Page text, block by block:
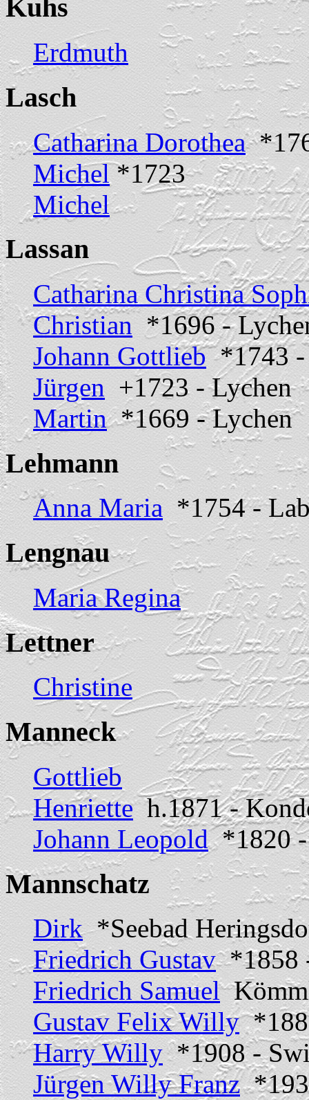
Kuhs
Erdmuth
Lasch
Catharina Dorothea
Michel*1723
Michel
Lassan
Catharina Christina
Christian *1696 -
Johann Gottlieb*1743 -
Jürgen +1723 - Lychen
Martin*1669 - Lychen
Lehmann
Anna Maria *1754 -
Lengnau
Maria Regina
Lettner
Christine
Manneck
Gottlieb
Henrietteh.1871 -
Johann Leopold*1820 -
Mannschatz
Dirk*Seebad
Friedrich Gustav*1858
Friedrich Samuel
Gustav Felix Willy
Harry Willy*1908 -
Jürgen Willy Franz